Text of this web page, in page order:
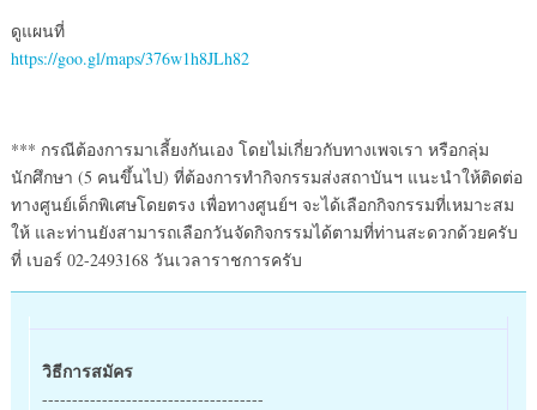
ดูแผนที่
https://goo.gl/maps/376w1h8JLh82
*** กรณีต้องการมาเลี้ยงกันเอง โดยไม่เกี่ยวกับทางเพจเรา หรือกลุ่ม
นักศึกษา (5 คนขึ้นไป) ที่ต้องการทำกิจกรรมส่งสถาบันฯ แนะนำให้ติดต่อ
ทางศูนย์เด็กพิเศษโดยตรง เพื่อทางศูนย์ฯ จะได้เลือกกิจกรรมที่เหมาะสม
ให้ และท่านยังสามารถเลือกวันจัดกิจกรรมได้ตามที่ท่านสะดวกด้วยครับ
ที่ เบอร์ 02-2493168 วันเวลาราชการครับ
วิธีการสมัคร
-------------------------------------